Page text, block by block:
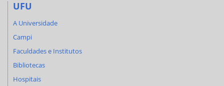
UFU
A Universidade
Campi
Faculdades e Institutos
Bibliotecas
Hospitais